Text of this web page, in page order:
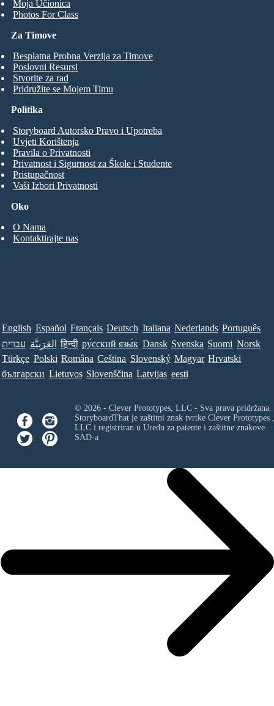
Moja Učionica
Photos For Class
Za Timove
Besplatna Probna Verzija za Timove
Poslovni Resursi
Stvorite za rad
Pridružite se Mojem Timu
Oko
O Nama
Kontaktirajte nas
Politika
Storyboard Autorsko Pravo i Upotreba
Uvjeti Korištenja
Pravila o Privatnosti
Privatnost i Sigurnost za Škole i Studente
Pristupačnost
Vaši Izbori Privatnosti
English Español Français Deutsch Italiana Nederlands Português
עברית العَرَبِيَّة हिन्दी ру́сский язы́к Dansk Svenska Suomi Norsk
Türkçe Polski Româna Ceština Slovenský Magyar Hrvatski
български Lietuvos Slovenščina Latvijas eesti
© 2026 - Clever Prototypes, LLC - Sva prava pridržana.
StoryboardThat je zaštitni znak tvrtke Clever Prototypes ,
LLCi registriran u Uredu za patente i zaštitne znakove
SAD-a